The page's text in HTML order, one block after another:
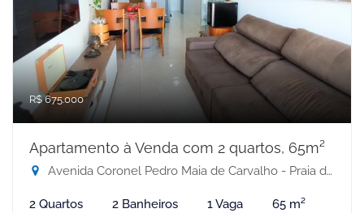
R$ 675.000
Apartamento à Venda com 2 quartos, 65m²
Avenida Coronel Pedro Maia de Carvalho - Praia de Itaparica, Vila Velha-ES
2 Quartos 2 Banheiros 1 Vaga 65 m²